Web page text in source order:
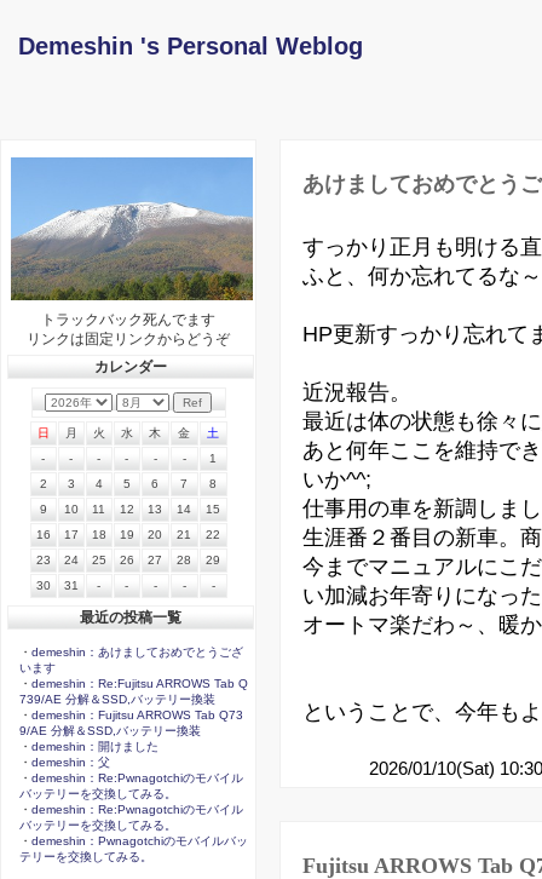
Demeshin 's Personal Weblog
あけましておめでとう
すっかり正月も明ける
ふと、何か忘れてるな
HP更新すっかり忘れて
近況報告。
最近は体の状態も徐々
あと何年ここを維持で
いか^^;
仕事用の車を新調しま
生涯番２番目の新車。
今までマニュアルにこ
い加減お年寄りになっ
オートマ楽だわ～、暖
ということで、今年も
2026/01/10(Sat)
Fujitsu ARROWS Tab
トラックバック死んでます
リンクは固定リンクからどうぞ
カレンダー
日 月 火 水 木 金
土
-
- - - - -
1
2
3 4 5 6 7
8
9
10 11 12 13 14
15
16
17 18 19 20 21
22
23
24 25 26 27 28
29
30
31 - - - - -
最近の投稿一覧
・ demeshin：あけましておめでとうござ
います
・ demeshin：Re:Fujitsu ARROWS Tab Q
739/AE 分解＆SSD,バッテリー換装
・ demeshin：Fujitsu ARROWS Tab Q73
9/AE 分解＆SSD,バッテリー換装
・ demeshin：開けました
・ demeshin：父
・ demeshin：Re:Pwnagotchiのモバイル
バッテリーを交換してみる。
・ demeshin：Re:Pwnagotchiのモバイル
バッテリーを交換してみる。
・ demeshin：Pwnagotchiのモバイルバッ
テリーを交換してみる。